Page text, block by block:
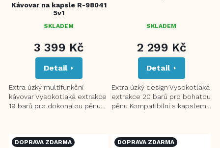
Kávovar na kapsle R-98041
5v1
PRŮMĚRNÉ
PRODUKTU
5
HVĚZDIČEK.
SKLADEM
3 399 Kč
Detail
Extra úzký multifunkční
kávovar Vysokotlaká extrakce
19 barů pro dokonalou pěnu
SKLADEM
2 299 Kč
Detail
Extra úzký design Vysokotlaká
extrakce 20 barů pro bohatou
pěnu Kompatibilní s kapslemi
DOPRAVA ZDARMA DOPRAVA ZDARMA